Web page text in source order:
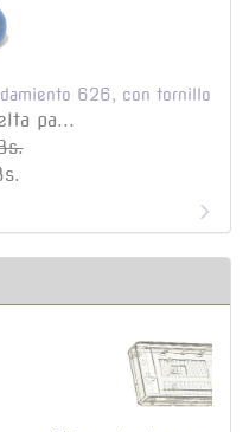
626, con tornillo
pa...